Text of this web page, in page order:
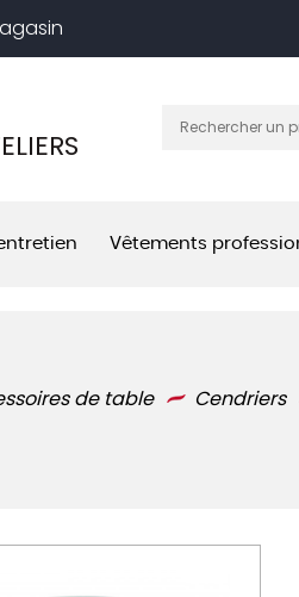
Vêtements
de table Cendriers